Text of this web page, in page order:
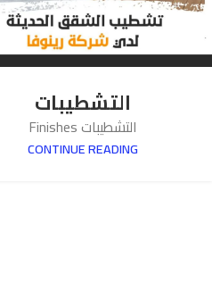
التشطيبات
التشطيبات Finishes
CONTINUE READING